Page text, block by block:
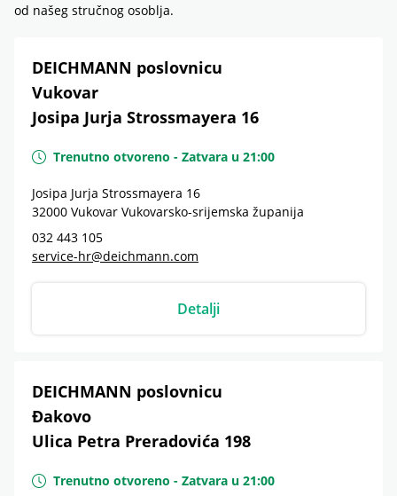
od našeg stručnog osoblja.
DEICHMANN poslovnicu
Vukovar
Josipa Jurja Strossmayera 16
Trenutno otvoreno - Zatvara u 21:00
Josipa Jurja Strossmayera 16
32000 Vukovar Vukovarsko-srijemska županija
032 443 105
service-hr@deichmann.com
Detalji
DEICHMANN poslovnicu
Đakovo
Ulica Petra Preradovića 198
Trenutno otvoreno - Zatvara u 21:00